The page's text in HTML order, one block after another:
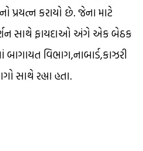
પ્રયત્ન કરાયો છે. જેના માટે
સાથે ફાયદાઓ અંગે એક બેઠક
વિભાગ,નાબાર્ડ,કાઝરી
સાથે રહ્યા હતા.